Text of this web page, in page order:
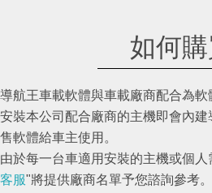
如何
導航王車載軟體與車載廠商配合為
安裝本公司配合廠商的主機即會內
售軟體給車主使用。
由於每一台車適用安裝的主機或個
客服"將提供廠商名單予您諮詢參考。